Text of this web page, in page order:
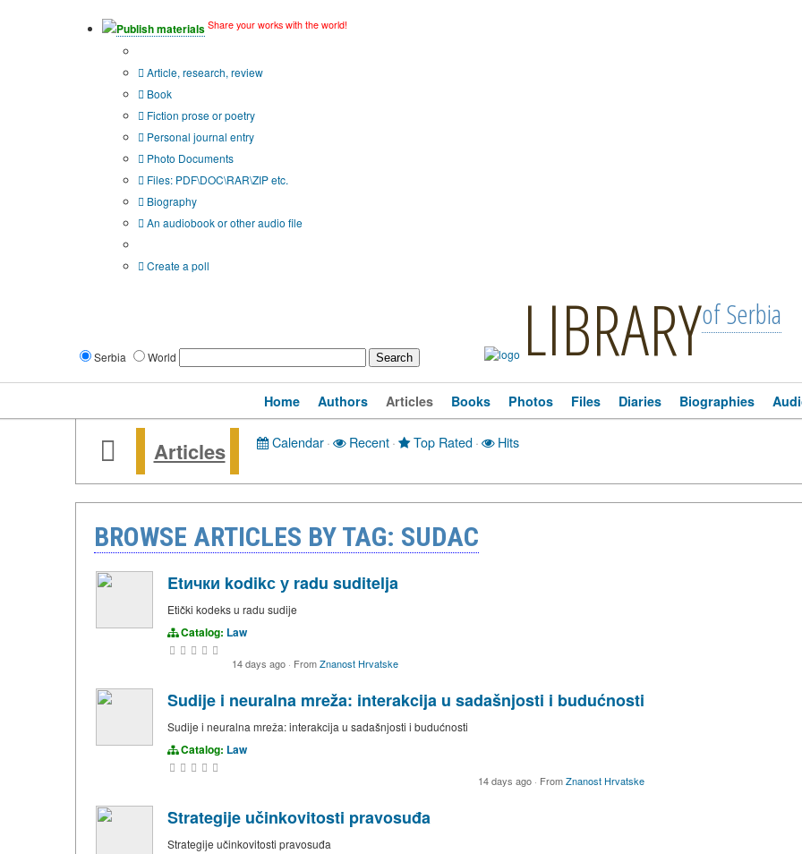
Publish materials Share your works with the world!
Article, research, review
Book
Fiction prose or poetry
Personal journal entry
Photo Documents
Files: PDF\DOC\RAR\ZIP etc.
Biography
An audiobook or other audio file
Create a poll
Serbia World LIBRARYof Serbia
Home Authors Articles Books Photos Files Diaries Biographies
Articles Calendar · Recent · Top Rated · Hits
BROWSE ARTICLES BY TAG: SUDAC
Etички kodikс у radu suditelja
Etički kodeks u radu sudije
Catalog: Law
14 days ago · FromZnanost Hrvatske
Sudije i neuralna mreža: interakcija u sadašnjosti i budućnosti
Sudije i neuralna mreža: interakcija u sadašnjosti i budućnosti
Catalog: Law
14 days ago · FromZnanost Hrvatske
Strategije učinkovitosti pravosuđa
Strategije učinkovitosti pravosuđa